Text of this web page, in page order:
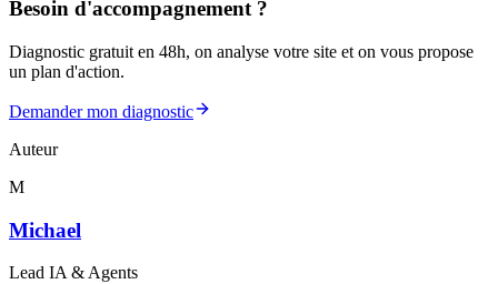
Besoin d'accompagnement ?
Diagnostic gratuit en 48h, on analyse votre site et on vous propose
un plan d'action.
Demander mon diagnostic
Auteur
M
Michael
Lead IA & Agents